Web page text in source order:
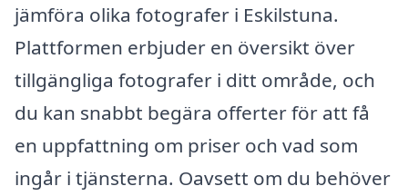
jämföra olika fotografer i Eskilstuna.
Plattformen erbjuder en översikt över
tillgängliga fotografer i ditt område, och
du kan snabbt begära offerter för att få
en uppfattning om priser och vad som
ingår i tjänsterna. Oavsett om du behöver